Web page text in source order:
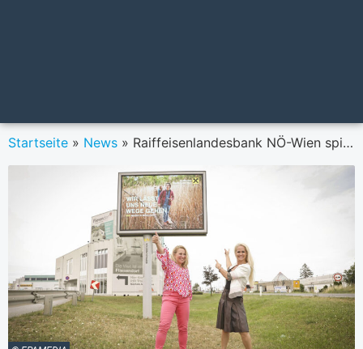
Startseite » News » Raiffeisenlandesbank NÖ-Wien spielt erste programmatische DOOH-Kampagne aus